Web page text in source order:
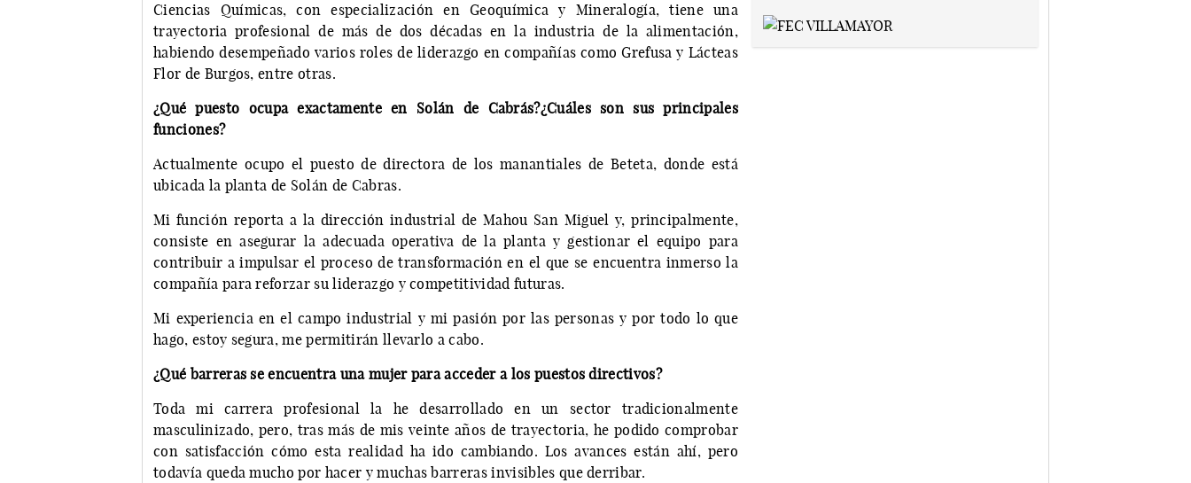
Ciencias Químicas, con especialización en Geoquímica y Mineralogía, tiene una
trayectoria profesional de más de dos décadas en la industria de la alimentación,
habiendo desempeñado varios roles de liderazgo en compañías como Grefusa y Lácteas
Flor de Burgos, entre otras.
¿Qué puesto ocupa exactamente en Solán de Cabrás?¿Cuáles son sus principales
funciones?
Actualmente ocupo el puesto de directora de los manantiales de Beteta, donde está
ubicada la planta de Solán de Cabras.
Mi función reporta a la dirección industrial de Mahou San Miguel y, principalmente,
consiste en asegurar la adecuada operativa de la planta y gestionar el equipo para
contribuir a impulsar el proceso de transformación en el que se encuentra inmerso la
compañía para reforzar su liderazgo y competitividad futuras.
Mi experiencia en el campo industrial y mi pasión por las personas y por todo lo que
hago, estoy segura, me permitirán llevarlo a cabo.
¿Qué barreras se encuentra una mujer para acceder a los puestos directivos?
Toda mi carrera profesional la he desarrollado en un sector tradicionalmente
masculinizado, pero, tras más de mis veinte años de trayectoria, he podido comprobar
con satisfacción cómo esta realidad ha ido cambiando. Los avances están ahí, pero
todavía queda mucho por hacer y muchas barreras invisibles que derribar.